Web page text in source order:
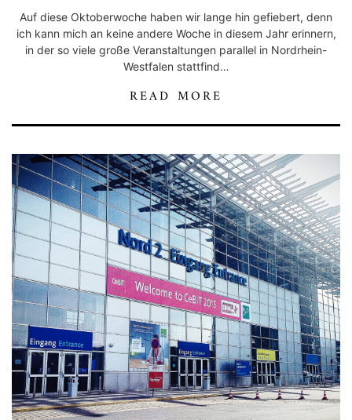
Auf diese Oktoberwoche haben wir lange hin gefiebert, denn
ich kann mich an keine andere Woche in diesem Jahr erinnern,
in der so viele große Veranstaltungen parallel in Nordrhein-
Westfalen stattfind…
READ MORE